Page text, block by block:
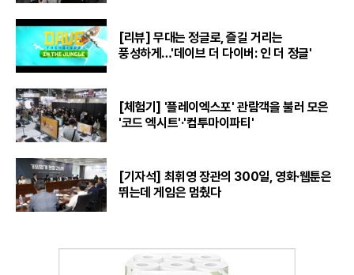
[리뷰] 무대는 정글로, 즐길 거리는
풍성하게…'데이브 더 다이버: 인 더 정글'
[체험기] '플레이엑스포' 관람객을 불러 모은
'코드 엑시트'·'컴투마이파티'
[기자석] 최휘영 장관의 300일, 영화·웹툰은
뛰는데 게임은 멈췄다